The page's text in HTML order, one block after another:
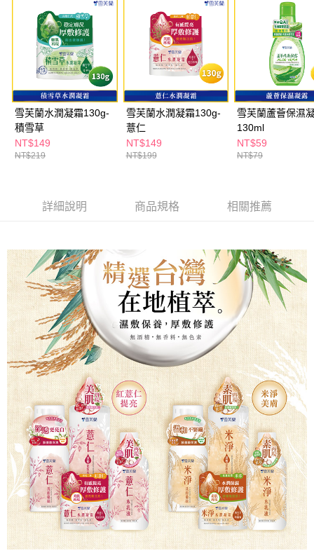
是否繳費成功／繳費後需取消欲退款等相關疑問，請聯繫「AFTEE先享後付
客戶支援中心」https://netprotections.freshdesk.com/support/home
【注意事項】
１．透過由恩沛科技股份有限公司提供之「AFTEE先享後付」服務完成之交
易，需依本服務之必要範圍內提供個人資料，並將交易相關給付款項請求債
權轉讓予恩沛科技股份有限公司。
２．關於個人資料處理事宜，請瀏覽以下網址：
https://aftee.tw/terms/#terms3
３．未成年的使用者請事先徵得法定代理人或監護人之同意方可使用
「AFTEE先享後付」，若未經同意申辦者引起之損失，本公司不負相關責
任。
４．使用「AFTEE先享後付」時，將依據個別帳號之用戶狀況，依本公司即
恩沛科技股份有限公司將有權停止該用戶之使用額度並採取法律行動。
每筆NT$65，滿NT$490(含以上)免運費
7-11取貨付款
每筆NT$65，滿NT$490(含以上)免運費
付款後7-11取貨
每筆NT$65，滿NT$490(含以上)免運費
宅配(本島)
每筆NT$100，滿NT$790(含以上)免運費
雪芙蘭水潤凝霜130g-
積雪草
NT$149
NT$219
雪芙蘭水潤凝霜130g-
薏仁
NT$149
NT$199
雪芙蘭蘆薈保濕
130ml
NT$59
NT$79
詳細說明 商品規格 相關推薦